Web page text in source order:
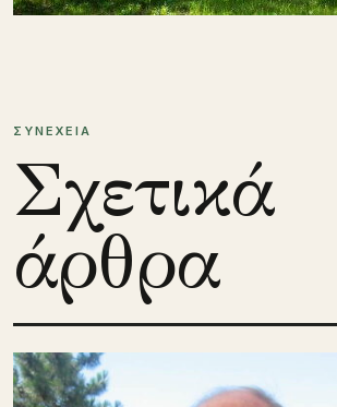
ΣΥΝΕΧΕΙΑ
Σχετικά
άρθρα